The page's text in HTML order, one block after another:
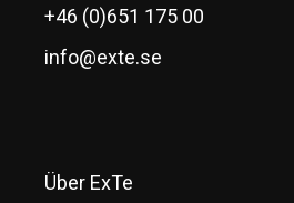
+46 (0)651 175 00
info@exte.se
Über ExTe